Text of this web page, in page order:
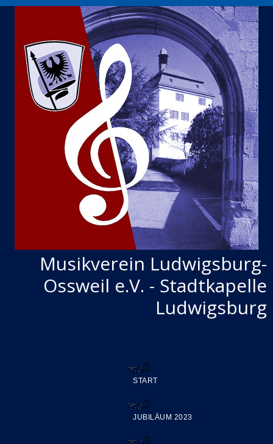
Musikverein Ludwigsburg-
Ossweil e.V. - Stadtkapelle
Ludwigsburg
START
JUBILÄUM 2023